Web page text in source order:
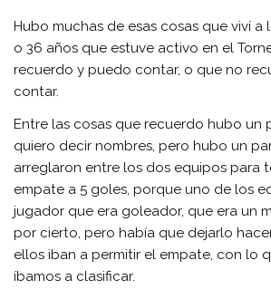
Hubo muchas de esas cosas que viví a
o 36 años que estuve activo en el
recuerdo y puedo contar, o que no
contar.
Entre las cosas que recuerdo hubo un
quiero decir nombres, pero hubo un
arreglaron entre los dos equipos para
empate a 5 goles, porque uno de los
jugador que era goleador, que era un
por cierto, pero había que dejarlo
ellos iban a permitir el empate, con lo
íbamos a clasificar.